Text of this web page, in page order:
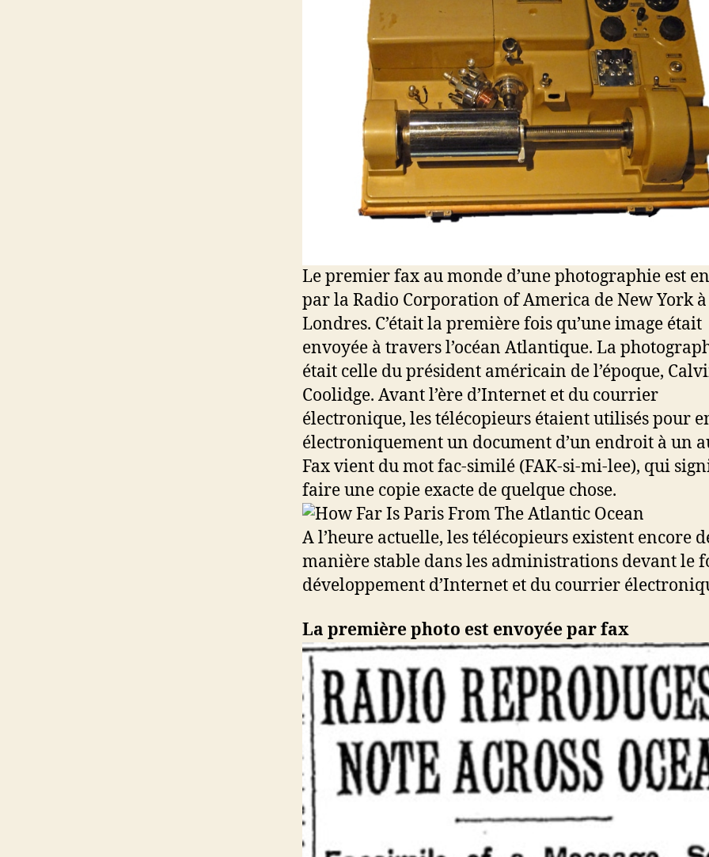
Le premier fax au monde d’une photographie est
par la Radio Corporation of America de New York à
Londres. C’était la première fois qu’une image était
envoyée à travers l’océan Atlantique. La
était celle du président américain de l’époque,
Coolidge. Avant l’ère d’Internet et du courrier
électronique, les télécopieurs étaient utilisés pour
électroniquement un document d’un endroit à un
Fax vient du mot fac-similé (FAK-si-mi-lee), qui
faire une copie exacte de quelque chose.
A l’heure actuelle, les télécopieurs existent encore
manière stable dans les administrations devant le
développement d’Internet et du courrier
La première photo est envoyée par fax